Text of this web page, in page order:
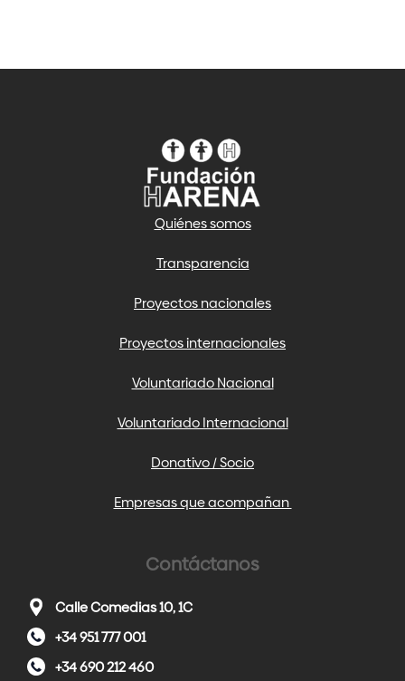
Quiénes somos
Transparencia
Proyectos nacionales
Proyectos internacionales
Voluntariado Nacional
Voluntariado Internacional
Donativo / Socio
Empresas que acompañan
Contáctanos
Calle Comedias 10, 1C
+34 951 777 001
+34 690 212 460